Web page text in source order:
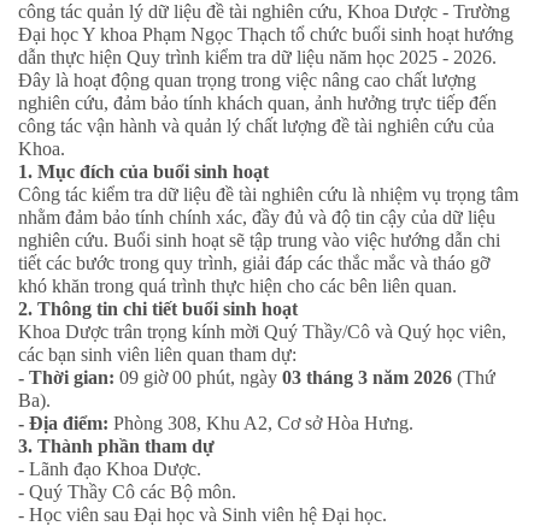
công tác quản lý dữ liệu đề tài nghiên cứu, Khoa Dược - Trường
Đại học Y khoa Phạm Ngọc Thạch tổ chức buổi sinh hoạt hướng
dẫn thực hiện Quy trình kiểm tra dữ liệu năm học 2025 - 2026.
Đây là hoạt động quan trọng trong việc nâng cao chất lượng
nghiên cứu, đảm bảo tính khách quan, ảnh hưởng trực tiếp đến
công tác vận hành và quản lý chất lượng đề tài nghiên cứu của
Khoa.
1. Mục đích của buổi sinh hoạt
Công tác kiểm tra dữ liệu đề tài nghiên cứu là nhiệm vụ trọng tâm
nhằm đảm bảo tính chính xác, đầy đủ và độ tin cậy của dữ liệu
nghiên cứu. Buổi sinh hoạt sẽ tập trung vào việc hướng dẫn chi
tiết các bước trong quy trình, giải đáp các thắc mắc và tháo gỡ
khó khăn trong quá trình thực hiện cho các bên liên quan.
2. Thông tin chi tiết buổi sinh hoạt
Khoa Dược trân trọng kính mời Quý Thầy/Cô và Quý học viên,
các bạn sinh viên liên quan tham dự:
- Thời gian: 09 giờ 00 phút, ngày 03 tháng 3 năm 2026 (Thứ
Ba).
- Địa điểm: Phòng 308, Khu A2, Cơ sở Hòa Hưng.
3. Thành phần tham dự
- Lãnh đạo Khoa Dược.
- Quý Thầy Cô các Bộ môn.
- Học viên sau Đại học và Sinh viên hệ Đại học.